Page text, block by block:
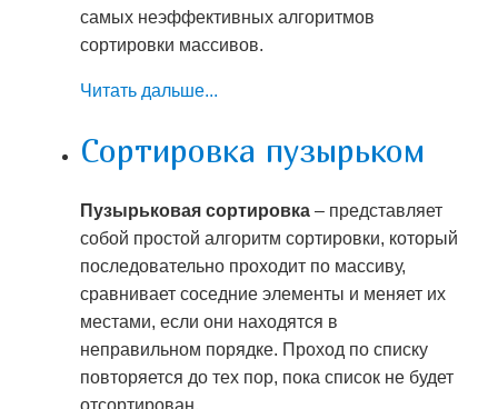
самых неэффективных алгоритмов
сортировки массивов.
Читать дальше...
Сортировка пузырьком
Пузырьковая сортировка – представляет
собой простой алгоритм сортировки, который
последовательно проходит по массиву,
сравнивает соседние элементы и меняет их
местами, если они находятся в
неправильном порядке. Проход по списку
повторяется до тех пор, пока список не будет
отсортирован.